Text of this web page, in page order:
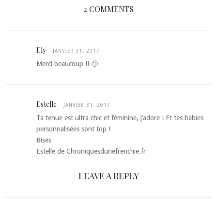
2 COMMENTS
Ely JANVIER 31, 2017
Merci beaucoup !! 🙂
Estelle JANVIER 31, 2017
Ta tenue est ultra chic et féminine, j’adore ! Et tes babies
personnalisées sont top !
Bises
Estelle de Chroniquesdunefrenchie.fr
LEAVE A REPLY